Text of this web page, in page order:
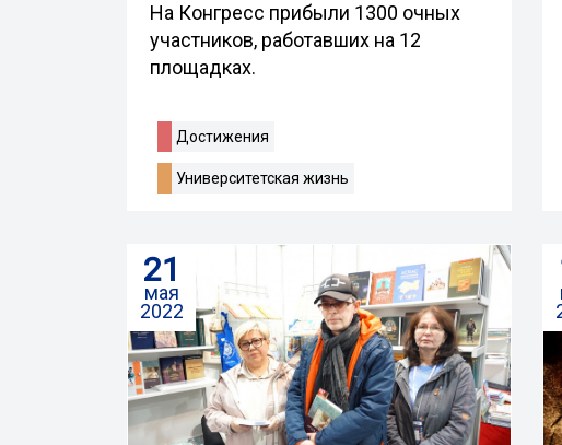
На Конгресс прибыли 1300 очных
участников, работавших на 12
площадках.
Достижения
Университетская жизнь
21
мая
2022